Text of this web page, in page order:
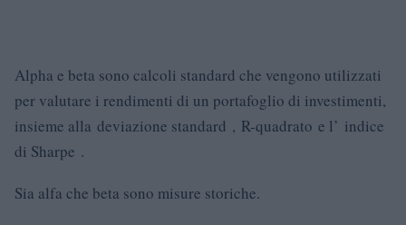
Alpha e beta sono calcoli standard che vengono utilizzati
per valutare i rendimenti di un portafoglio di investimenti,
insieme alla deviazione standard , R-quadrato e l’ indice
di Sharpe .
Sia alfa che beta sono misure storiche.